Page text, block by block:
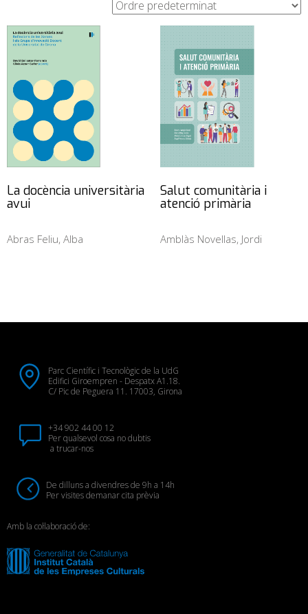
La docència universitària
avui
Abras Feliu, Alba
Salut comunitària i
atenció primària
Amblàs Novellas, Jordi
Parc Científic i Tecnològic de la UdG
Edifici Giroempren - Despatx A1.18.
C/ Pic de Peguera 11. 17003, Girona
+34 902 44 00 12
Per qualsevol cosa no dubtis
a trucar-nos
De dilluns a divendres de 9h a 14h
Per visites demanar cita prèvia
Amb la col·laboració de: